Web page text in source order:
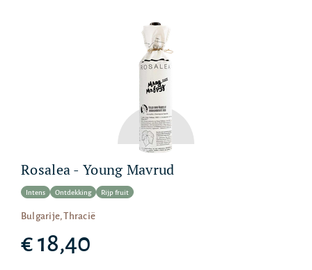
Rosalea - Young Mavrud
Intens Ontdekking Rijp fruit
Bulgarije, Thracië
€ 18,40